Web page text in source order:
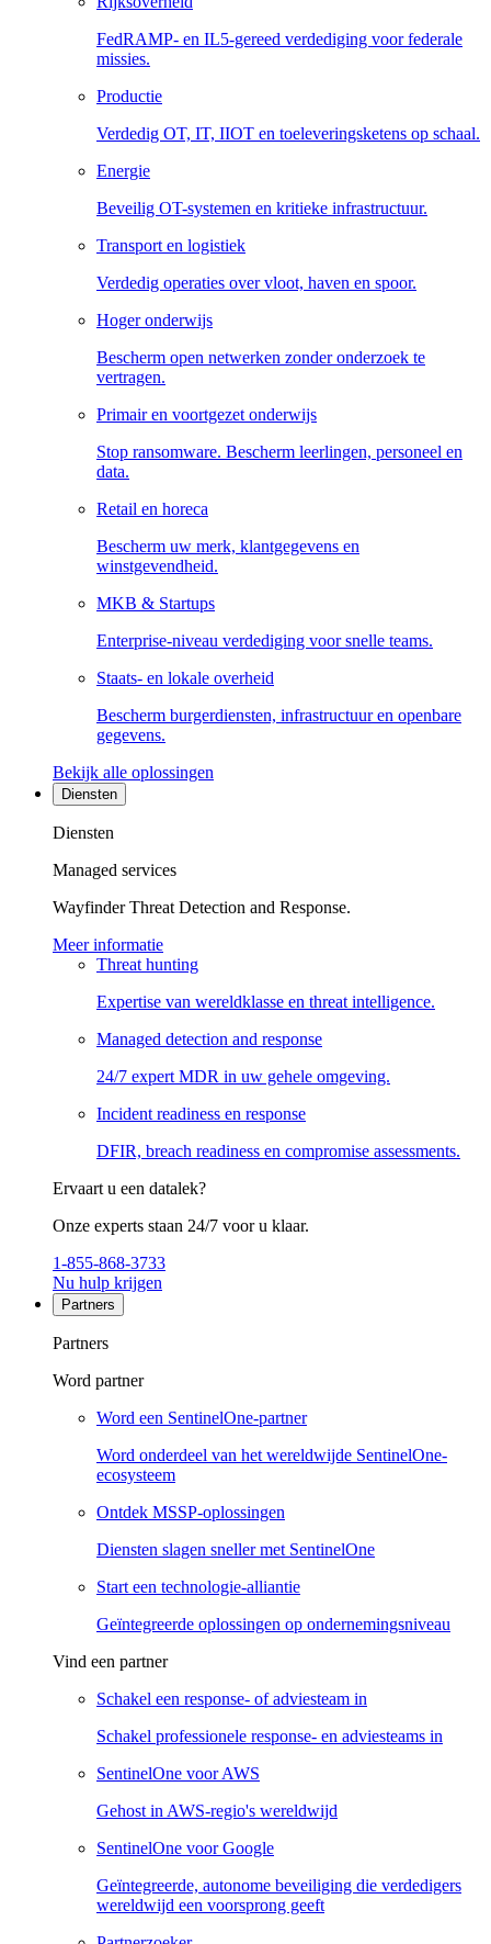
FedRAMP- en IL5-gereed verdediging voor federale
missies.
Productie
Verdedig OT, IT, IIOT en toeleveringsketens op schaal.
Energie
Beveilig OT-systemen en kritieke infrastructuur.
Transport en logistiek
Verdedig operaties over vloot, haven en spoor.
Hoger onderwijs
Bescherm open netwerken zonder onderzoek te
vertragen.
Primair en voortgezet onderwijs
Stop ransomware. Bescherm leerlingen, personeel en
data.
Retail en horeca
Bescherm uw merk, klantgegevens en
winstgevendheid.
MKB & Startups
Enterprise-niveau verdediging voor snelle teams.
Staats- en lokale overheid
Bescherm burgerdiensten, infrastructuur en openbare
gegevens.
Bekijk alle oplossingen
Diensten
Diensten
Managed services
Wayfinder Threat Detection and Response.
Meer informatie
Threat hunting
Expertise van wereldklasse en threat intelligence.
Managed detection and response
24/7 expert MDR in uw gehele omgeving.
Incident readiness en response
DFIR, breach readiness en compromise assessments.
Ervaart u een datalek?
Onze experts staan 24/7 voor u klaar.
1-855-868-3733
Nu hulp krijgen
Partners
Partners
Word partner
Word een SentinelOne-partner
Word onderdeel van het wereldwijde SentinelOne-
ecosysteem
Ontdek MSSP-oplossingen
Diensten slagen sneller met SentinelOne
Start een technologie-alliantie
Geïntegreerde oplossingen op ondernemingsniveau
Vind een partner
Schakel een response- of adviesteam in
Schakel professionele response- en adviesteams in
SentinelOne voor AWS
Gehost in AWS-regio's wereldwijd
SentinelOne voor Google
Geïntegreerde, autonome beveiliging die verdedigers
wereldwijd een voorsprong geeft